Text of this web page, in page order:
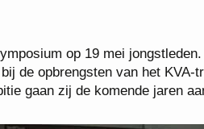
op 19 mei
de opbrengsten van het KVA-
gaan zij de komende jaren